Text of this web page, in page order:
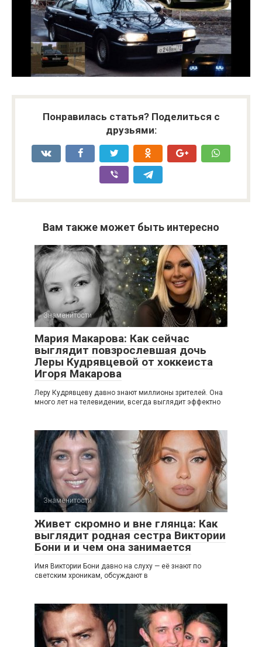
Понравилась статья? Поделиться с
друзьями:
Вам также может быть интересно
Знаменитости
Мария Макарова: Как сейчас
выглядит повзрослевшая дочь
Леры Кудрявцевой от хоккеиста
Игоря Макарова
Леру Кудрявцеву давно знают миллионы зрителей. Она
много лет на телевидении, всегда выглядит эффектно
Знаменитости
Живет скромно и вне глянца: Как
выглядит родная сестра Виктории
Бони и и чем она занимается
Имя Виктории Бони давно на слуху — её знают по
светским хроникам, обсуждают в